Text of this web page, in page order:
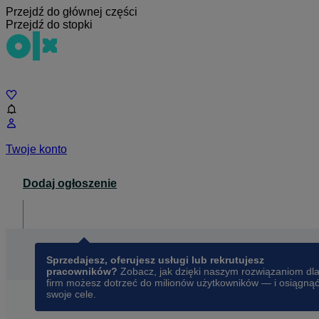
Przejdź do głównej części
Przejdź do stopki
Twoje konto
Dodaj ogłoszenie
Sprzedajesz, oferujesz usługi lub rekrutujesz
pracowników? Zobacz, jak dzięki naszym rozwiązaniom dla
firm możesz dotrzeć do milionów użytkowników — i osiągnąć
swoje cele.